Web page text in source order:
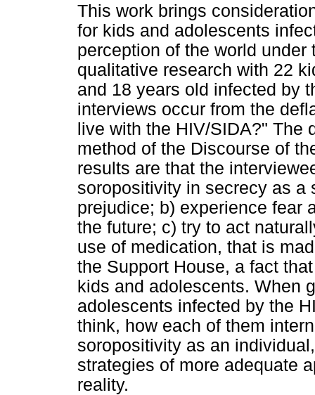
This work brings
for kids and adolescents
perception of the world
qualitative research with 22
and 18 years old infected by
interviews occur from the
live with the HIV/SIDA?" The
method of the Discourse of
results are that the
soropositivity in secrecy as a
prejudice; b) experience fear
the future; c) try to act
use of medication, that is
the Support House, a fact
kids and adolescents. When
adolescents infected by the
think, how each of them
soropositivity as an
strategies of more adequate
reality.